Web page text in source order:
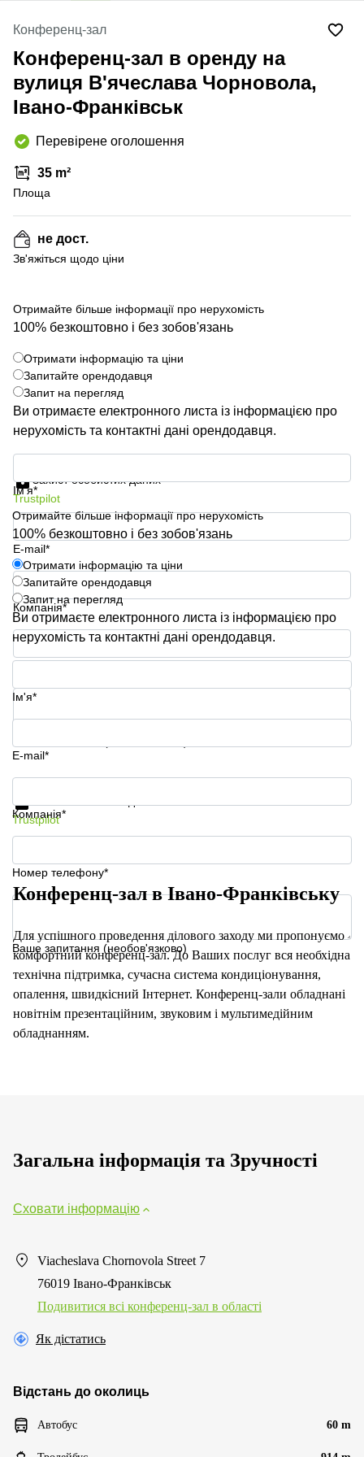
Конференц-зал
Конференц-зал в оренду на
вулиця В'ячеслава Чорновола,
Івано-Франківськ
Перевірене оголошення
35 m²
Площа
не дост.
Зв'яжіться щодо ціни
Отримайте більше інформації про нерухомість
100% безкоштовно і без зобов'язань
Отримати інформацію та ціни
Запитайте орендодавця
Запит на перегляд
Ви отримаєте електронного листа із інформацією про
нерухомість та контактні дані орендодавця.
Ім'я*
E-mail*
Компанія*
Номер телефону*
Захист особистих даних
Trustpilot
Отримайте більше інформації про нерухомість
100% безкоштовно і без зобов'язань
Отримати інформацію та ціни
Запитайте орендодавця
Запит на перегляд
Ви отримаєте електронного листа із інформацією про
нерухомість та контактні дані орендодавця.
Ім'я*
E-mail*
Компанія*
Номер телефону*
Ваше запитання (необов'язково)
Отримати інформацію та ціни
Trustpilot
Конференц-зал в Івано-Франківську
Для успішного проведення ділового заходу ми пропонуємо
комфортний конференц-зал. До Ваших послуг вся необхідна
технічна підтримка, сучасна система кондиціонування,
опалення, швидкісний Інтернет. Конференц-зали обладнані
новітнім презентаційним, звуковим і мультимедійним
обладнанням.
Загальна інформація та Зручності
Сховати інформацію
Viacheslava Chornovola Street 7
76019 Івано-Франківськ
Подивитися всі конференц-зал в області
Як дістатись
Відстань до околиць
Автобус 60 m